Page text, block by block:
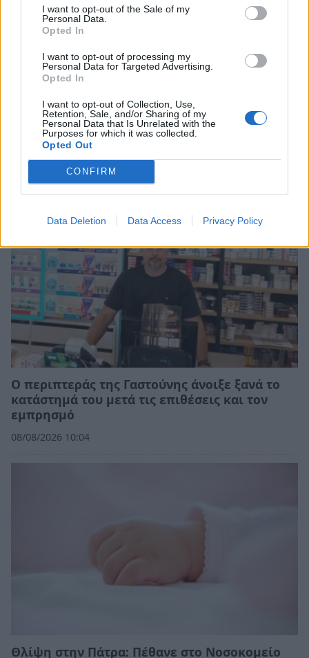
I want to opt-out of the Sale of my
Personal Data.
Opted In
I want to opt-out of processing my
Personal Data for Targeted Advertising.
Opted In
I want to opt-out of Collection, Use,
Retention, Sale, and/or Sharing of my
Personal Data that Is Unrelated with the
Purposes for which it was collected.
Opted Out
CONFIRM
Data Deletion Data Access Privacy Policy
Σχετικά Άρθρα
Ο περιπτεράς της Γαστούνης άνοιξε ξανά το
κατάστημά του μετά τις επιθέσεις και τον
εμπρησμό
08/08/2026 10:04
Θλίψη στην Πάτρα: Πέθανε στο Νοσοκομείο